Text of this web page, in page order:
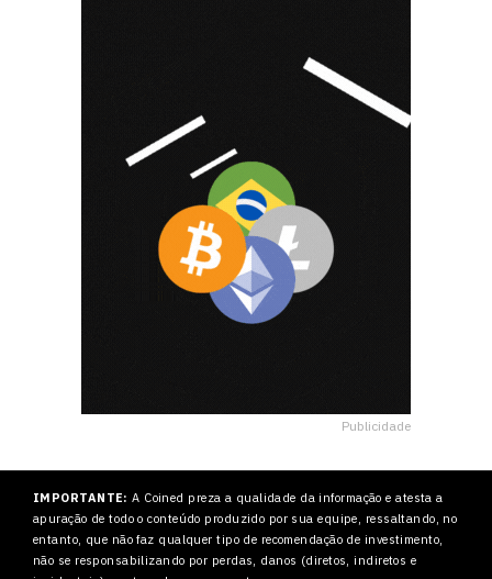
Publicidade
IMPORTANTE: A Coined preza a qualidade da informação e atesta a
apuração de todo o conteúdo produzido por sua equipe, ressaltando, no
entanto, que não faz qualquer tipo de recomendação de investimento,
não se responsabilizando por perdas, danos (diretos, indiretos e